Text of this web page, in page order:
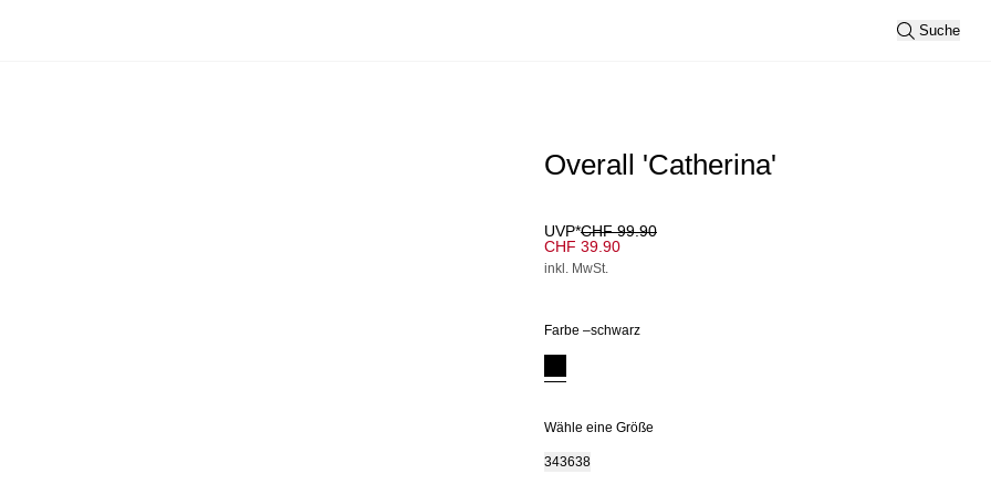
Suche
Overall 'Catherina'
UVP*CHF 99.90
CHF 39.90
inkl. MwSt.
Farbe –schwarz
Wähle eine Größe
343638